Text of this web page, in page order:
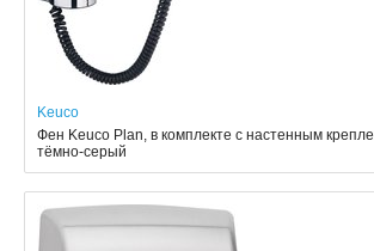
Keuco
Фен Keuco Plan, в комплекте с настенным
тёмно-серый